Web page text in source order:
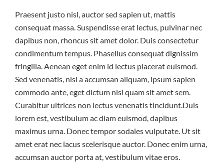
Praesent justo nisl, auctor sed sapien ut, mattis
consequat massa. Suspendisse erat lectus, pulvinar nec
dapibus non, rhoncus sit amet dolor. Duis consectetur
condimentum tempus. Phasellus consequat dignissim
fringilla. Aenean eget enim id lectus placerat euismod.
Sed venenatis, nisi a accumsan aliquam, ipsum sapien
commodo ante, eget dictum nisi quam sit amet sem.
Curabitur ultrices non lectus venenatis tincidunt.Duis
lorem est, vestibulum ac diam euismod, dapibus
maximus urna. Donec tempor sodales vulputate. Ut sit
amet erat nec lacus scelerisque auctor. Donec enim urna,
accumsan auctor porta at, vestibulum vitae eros.